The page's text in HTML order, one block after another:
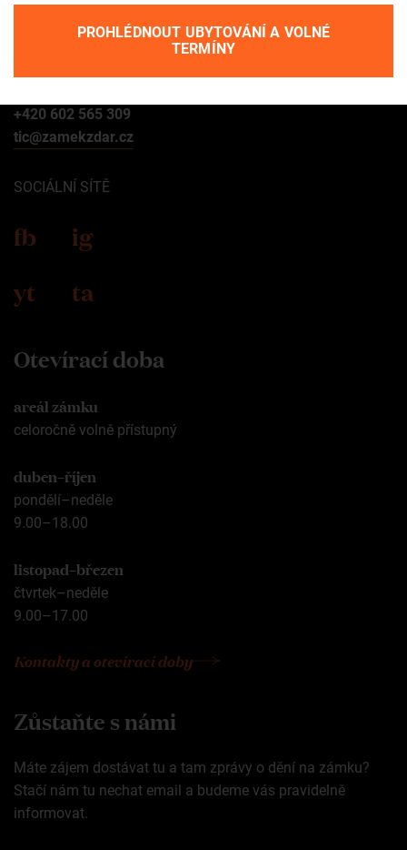
+420 602 565 309
tic@zamekzdar.cz
SOCIÁLNÍ SÍTĚ
fb
ig
yt
ta
Otevírací doba
areál zámku
celoročně volně přístupný
duben–říjen
pondělí–neděle
9.00–18.00
listopad–březen
čtvrtek–neděle
9.00–17.00
Kontakty a otevírací doby
Zůstaňte s námi
Máte zájem dostávat tu a tam zprávy o dění na zámku?
Stačí nám tu nechat email a budeme vás pravidelně
informovat.
PROHLÉDNOUT UBYTOVÁNÍ A VOLNÉ
TERMÍNY